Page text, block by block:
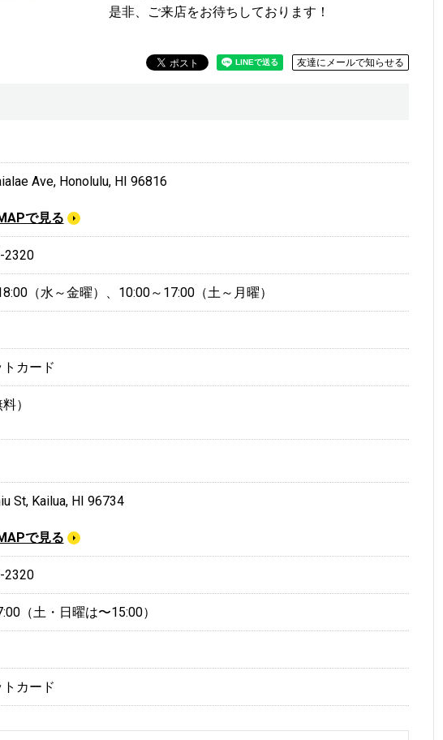
是非、ご来店をお待ちしております！
友達にメールで知らせる
Ave, Honolulu, HI 96816
で見る
2320
（水～金曜）、10:00～17:00（土～月曜）
カード
）
St, Kailua, HI 96734
で見る
2320
（土・日曜は〜15:00）
カード